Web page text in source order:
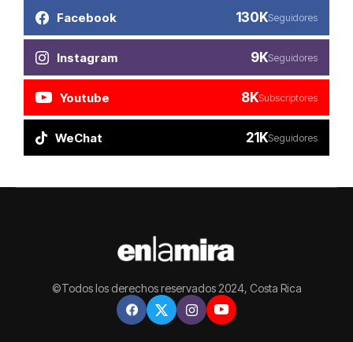
Facebook 130KSeguidores
Instagram 9KSeguidores
Youtube 8KSubscriptores
WeChat 21KSeguidores
©Todos los derechos reservados 2024, Costa Rica